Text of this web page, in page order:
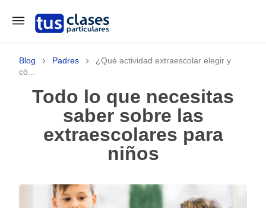
Blog Padres
¿Qué actividad extraescolar elegir y
có...
Todo lo que necesitas
saber sobre las
extraescolares para
niños